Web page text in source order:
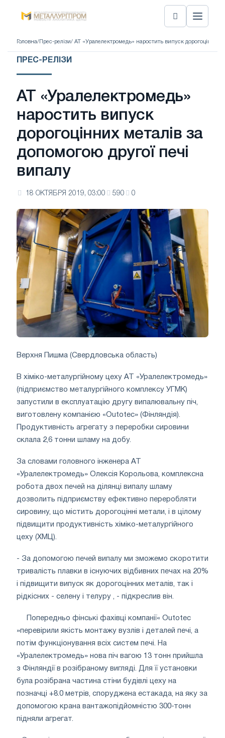
Головна/ Прес-релізи/ АТ «Уралелектромедь» наростить випуск дорогоцінних
ПРЕС-РЕЛІЗИ
АТ «Уралелектромедь»
наростить випуск
дорогоцінних металів за
допомогою другої печі
випалу
18 ОКТЯБРЯ 2019, 03:00 590 0
Верхня Пишма (Свердловська область)
В хіміко-металургійному цеху АТ «Уралелектромедь»
(підприємство металургійного комплексу УГМК)
запустили в експлуатацію другу випалювальну піч,
виготовлену компанією «Outotec» (Фінляндія).
Продуктивність агрегату з переробки сировини
склала 2,6 тонни шламу на добу.
За словами головного інженера АТ
«Уралелектромедь» Олексія Корольова, комплексна
робота двох печей на ділянці випалу шламу
дозволить підприємству ефективно переробляти
сировину, що містить дорогоцінні метали, і в цілому
підвищити продуктивність хіміко-металургійного
цеху (ХМЦ).
- За допомогою печей випалу ми зможемо скоротити
тривалість плавки в існуючих відбивних печах на 20%
і підвищити випуск як дорогоцінних металів, так і
рідкісних - селену і телуру , - підкреслив він.
Попередньо фінські фахівці компанії« Outotec
»перевірили якість монтажу вузлів і деталей печі, а
потім функціонування всіх систем печі. На
«Уралелектромедь» нова піч вагою 13 тонн прийшла
з Фінляндії в розібраному вигляді. Для її установки
була розібрана частина стіни будівлі цеху на
позначці +8.0 метрів, споруджена естакада, на яку за
допомогою крана вантажопідйомністю 300-тонн
підняли агрегат.